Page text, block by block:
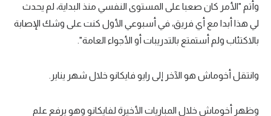
وأتم "الأمر كان صعبا على المستوى النفسي منذ البداية، لم يحدث
لي هذا أبدا مع أي فريق، في أسبوعي الأول كنت على وشك الإصابة
بالاكتئاب ولم أستمتع بالتدريبات أو الأجواء العامة".
وانتقل أخوماش هو الآخر إلى رايو فايكانو خلال شهر يناير.
وظهر أخوماش خلال المباريات الأخيرة لفايكانو وهو يرفع علم